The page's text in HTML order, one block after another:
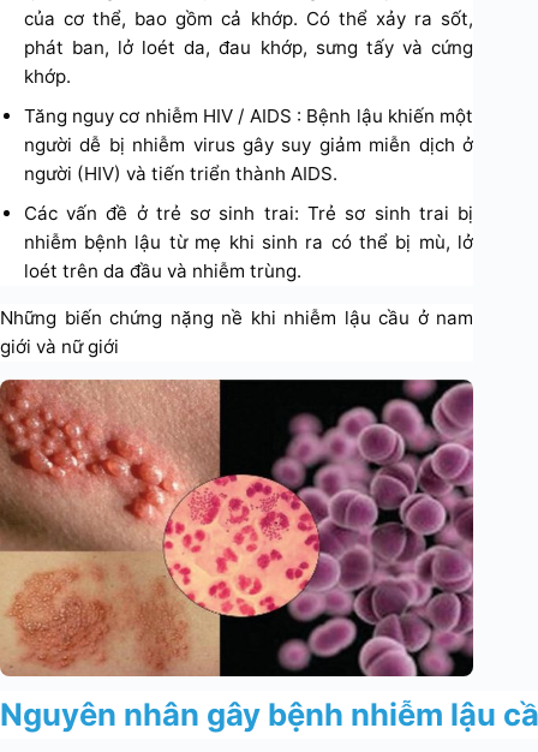
của cơ thể, bao gồm cả khớp. Có thể xảy ra sốt,
phát ban, lở loét da, đau khớp, sưng tấy và cứng
khớp.
Tăng nguy cơ nhiễm HIV / AIDS : Bệnh lậu khiến một
người dễ bị nhiễm virus gây suy giảm miễn dịch ở
người (HIV) và tiến triển thành AIDS.
Các vấn đề ở trẻ sơ sinh trai: Trẻ sơ sinh trai bị
nhiễm bệnh lậu từ mẹ khi sinh ra có thể bị mù, lở
loét trên da đầu và nhiễm trùng.
Những biến chứng nặng nề khi nhiễm lậu cầu ở nam
giới và nữ giới
Nguyên nhân gây bệnh nhiễm lậu